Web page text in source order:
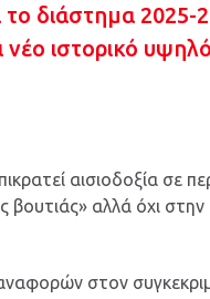
το διάστημα 2025-
νέο ιστορικό
αισιοδοξία σε
βουτιάς» αλλά όχι
στον